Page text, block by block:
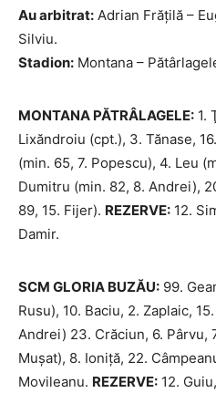
Au arbitrat: Adrian Frăţilă –
Silviu.
Stadion: Montana –
MONTANA PĂTRÂLAGELE: 1.
Lixăndroiu (cpt.), 3. Tănase,
(min. 65, 7. Popescu), 4. Leu
Dumitru (min. 82, 8. Andrei),
89, 15. Fijer). REZERVE: 12.
Damir.
SCM GLORIA BUZĂU: 99.
Rusu), 10. Baciu, 2. Zaplaic,
Andrei) 23. Crăciun, 6. Pârvu,
Muşat), 8. Ioniţă, 22.
Movileanu. REZERVE: 12.